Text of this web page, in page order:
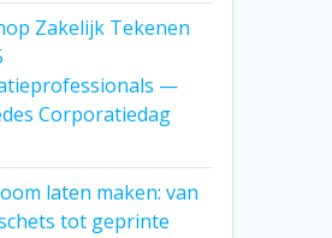
Zakelijk Tekenen
—
Corporatiedag
laten maken: van
tot geprinte